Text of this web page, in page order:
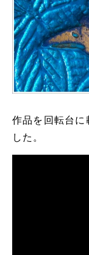
作品を回転台に
した。